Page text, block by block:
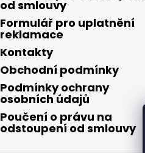
od smlouvy
Formulář pro uplatnění
reklamace
Kontakty
Obchodní podmínky
Podmínky ochrany
osobních údajů
Poučení o právu na
odstoupení od smlouvy